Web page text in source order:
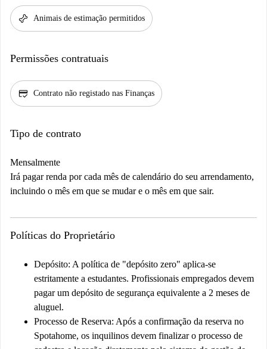
pet_supplies Animais de estimação permitidos
Permissões contratuais
credit_score Contrato não registado nas Finanças
Tipo de contrato
Mensalmente
Irá pagar renda por cada mês de calendário do seu arrendamento,
incluindo o mês em que se mudar e o mês em que sair.
Políticas do Proprietário
Depósito: A política de "depósito zero" aplica-se
estritamente a estudantes. Profissionais empregados devem
pagar um depósito de segurança equivalente a 2 meses de
aluguel.
Processo de Reserva: Após a confirmação da reserva no
Spotahome, os inquilinos devem finalizar o processo de